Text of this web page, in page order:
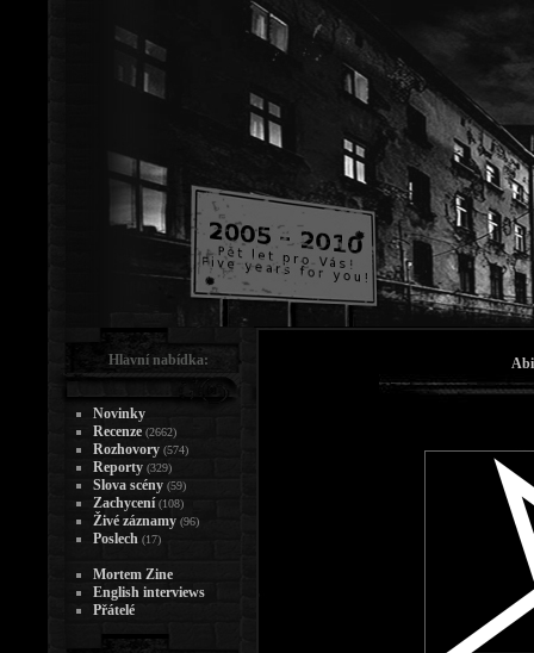
Hlavní nabídka:
Novinky
Recenze (2662)
Rozhovory (574)
Reporty (329)
Slova scény (59)
Zachycení (108)
Živé záznamy (96)
Poslech (17)
Mortem Zine
English interviews
Přátelé